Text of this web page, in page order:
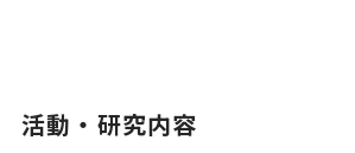
活動・研究内容